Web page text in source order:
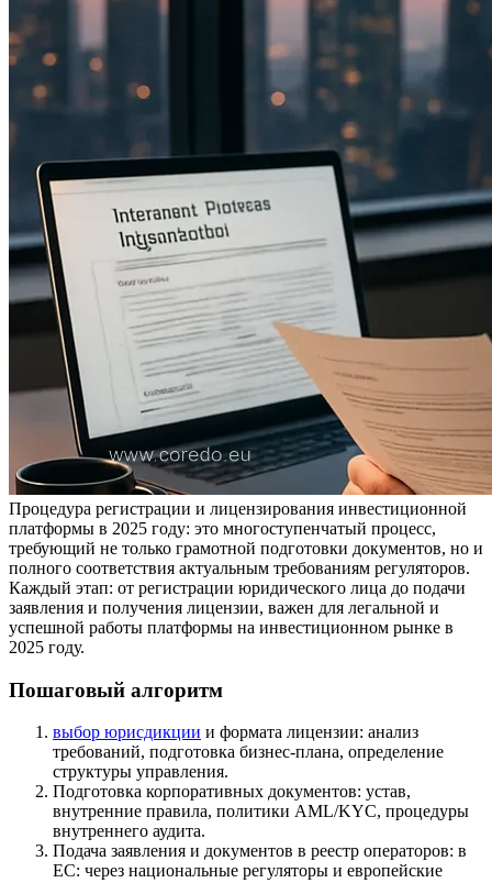
Процедура регистрации и лицензирования инвестиционной
платформы в 2025 году: это многоступенчатый процесс,
требующий не только грамотной подготовки документов, но и
полного соответствия актуальным требованиям регуляторов.
Каждый этап: от регистрации юридического лица до подачи
заявления и получения лицензии, важен для легальной и
успешной работы платформы на инвестиционном рынке в
2025 году.
Пошаговый алгоритм
выбор юрисдикции и формата лицензии: анализ
требований, подготовка бизнес-плана, определение
структуры управления.
Подготовка корпоративных документов: устав,
внутренние правила, политики AML/KYC, процедуры
внутреннего аудита.
Подача заявления и документов в реестр операторов: в
ЕС: через национальные регуляторы и европейские